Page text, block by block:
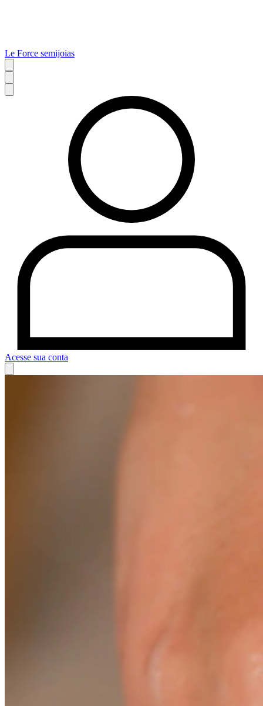
Le Force semijoias
Acesse sua conta